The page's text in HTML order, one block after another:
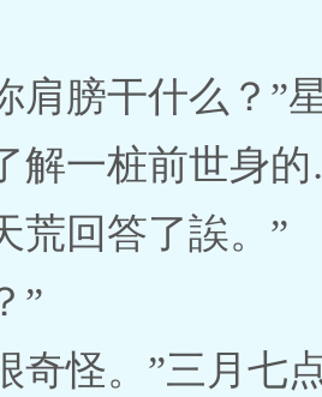
肩膀干什么？”
解一桩前世身
荒回答了誒。”
”
奇怪。”三月七